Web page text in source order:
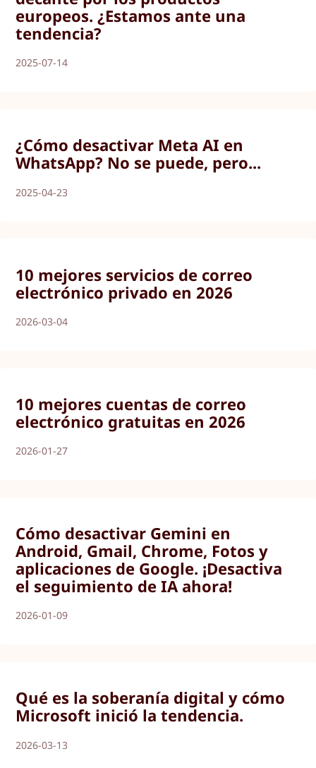
europeos. ¿Estamos ante una
tendencia?
2025-07-14
¿Cómo desactivar Meta AI en
WhatsApp? No se puede, pero...
2025-04-23
10 mejores servicios de correo
electrónico privado en 2026
2026-03-04
10 mejores cuentas de correo
electrónico gratuitas en 2026
2026-01-27
Cómo desactivar Gemini en
Android, Gmail, Chrome, Fotos y
aplicaciones de Google. ¡Desactiva
el seguimiento de IA ahora!
2026-01-09
Qué es la soberanía digital y cómo
Microsoft inició la tendencia.
2026-03-13